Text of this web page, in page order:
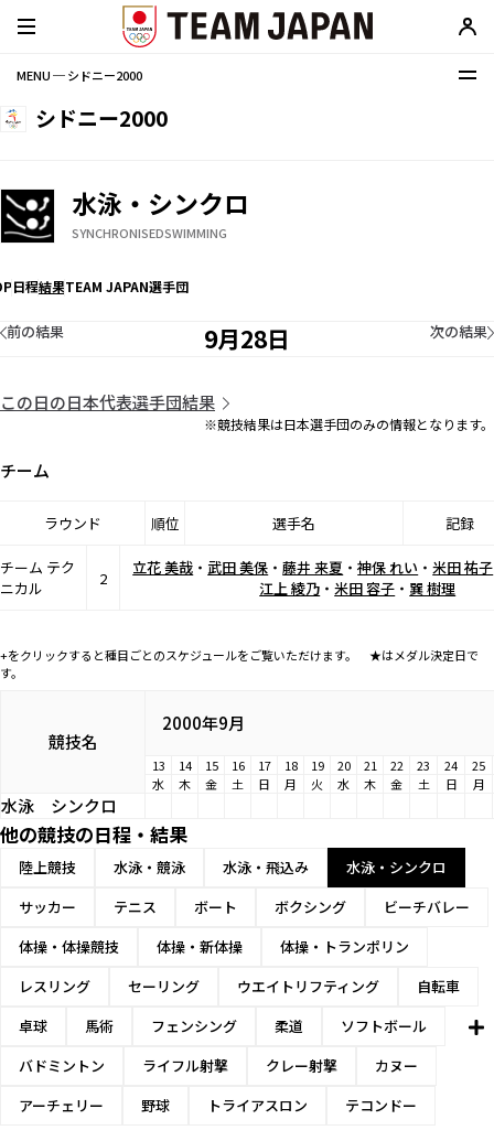
MENU ─ シドニー2000
シドニー2000
水泳・シンクロ
SYNCHRONISEDSWIMMING
日程結果TEAM JAPAN選手団
9月28日
前の結果 次の結果
この日の日本代表選手団結果
※競技結果は日本選手団のみの情報となります。
チーム
ラウンド 順位 選手名 記録
チーム テク
ニカル
2 立花 美哉 ・武田 美保 ・藤井 来夏 ・神保 れい ・米田 祐子
江上 綾乃 ・米田 容子 ・ 巽 樹理
+をクリックすると種目ごとのスケジュールをご覧いただけます。 ★はメダル決定日で
す。
競技名
2000年9月
13 14 15 16 17 18 19 20 21 22 23 24
25
水
木 金 土 日 月 火 水 木 金 土 日 月
水泳 シンクロ
他の競技の日程・結果
陸上競技 水泳・競泳 水泳・飛込み
水泳・シンクロ
サッカー
テニス ボート ボクシング
ビーチバレー
体操・体操競技
体操・新体操
体操・トランポリン
レスリング
セーリング ウエイトリフティング
自転車
卓球
馬術 フェンシング 柔道
ソフトボール
バドミントン
ライフル射撃 クレー射撃
カヌー
アーチェリー
野球 トライアスロン テコンドー